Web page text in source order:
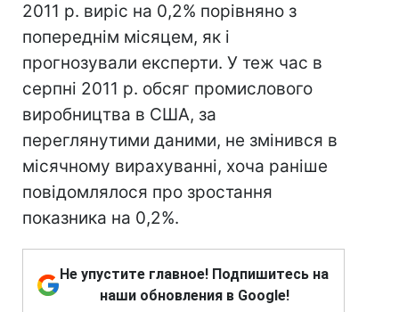
2011 р. виріс на 0,2% порівняно з
попереднім місяцем, як і
прогнозували експерти. У теж час в
серпні 2011 р. обсяг промислового
виробництва в США, за
переглянутими даними, не змінився в
місячному вирахуванні, хоча раніше
повідомлялося про зростання
показника на 0,2%.
Не упустите главное! Подпишитесь на
наши обновления в Google!